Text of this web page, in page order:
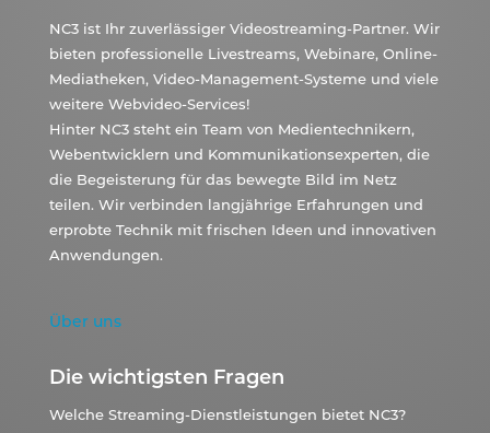
NC3 ist Ihr zuverlässiger Videostreaming-Partner. Wir
bieten professionelle Livestreams, Webinare, Online-
Mediatheken, Video-Management-Systeme und viele
weitere Webvideo-Services!
Hinter NC3 steht ein Team von Medientechnikern,
Webentwicklern und Kommunikationsexperten, die
die Begeisterung für das bewegte Bild im Netz
teilen. Wir verbinden langjährige Erfahrungen und
erprobte Technik mit frischen Ideen und innovativen
Anwendungen.
Über uns
Die wichtigsten Fragen
Welche Streaming-Dienstleistungen bietet NC3?